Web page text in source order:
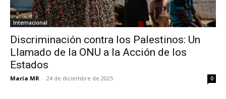
Internacional
Discriminación contra los Palestinos: Un
Llamado de la ONU a la Acción de los
Estados
María MR - 24 de diciembre de 2025 0